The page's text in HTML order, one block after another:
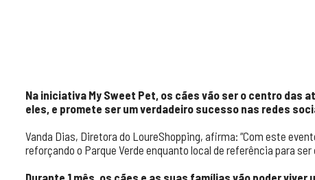
Na iniciativa My Sweet Pet, os cães vão ser o centro das
eles, e promete ser um verdadeiro sucesso nas redes
Vanda Dias, Diretora do LoureShopping, afirma: “Com este
reforçando o Parque Verde enquanto local de referência para
Durante 1 mês, os cães e as suas famílias vão poder